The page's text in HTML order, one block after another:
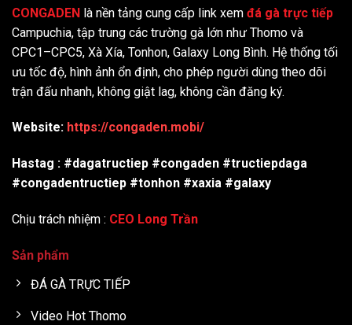
CONGADEN là nền tảng cung cấp link xem đá gà trực tiếp
Campuchia, tập trung các trường gà lớn như Thomo và
CPC1–CPC5, Xà Xía, Tonhon, Galaxy Long Bình. Hệ thống tối
ưu tốc độ, hình ảnh ổn định, cho phép người dùng theo dõi
trận đấu nhanh, không giật lag, không cần đăng ký.
Website: https://congaden.mobi/
Hastag : #dagatructiep #congaden #tructiepdaga
#congadentructiep #tonhon #xaxia #galaxy
Chịu trách nhiệm : CEO Long Trần
Sản phẩm
ĐÁ GÀ TRỰC TIẾP
Video Hot Thomo